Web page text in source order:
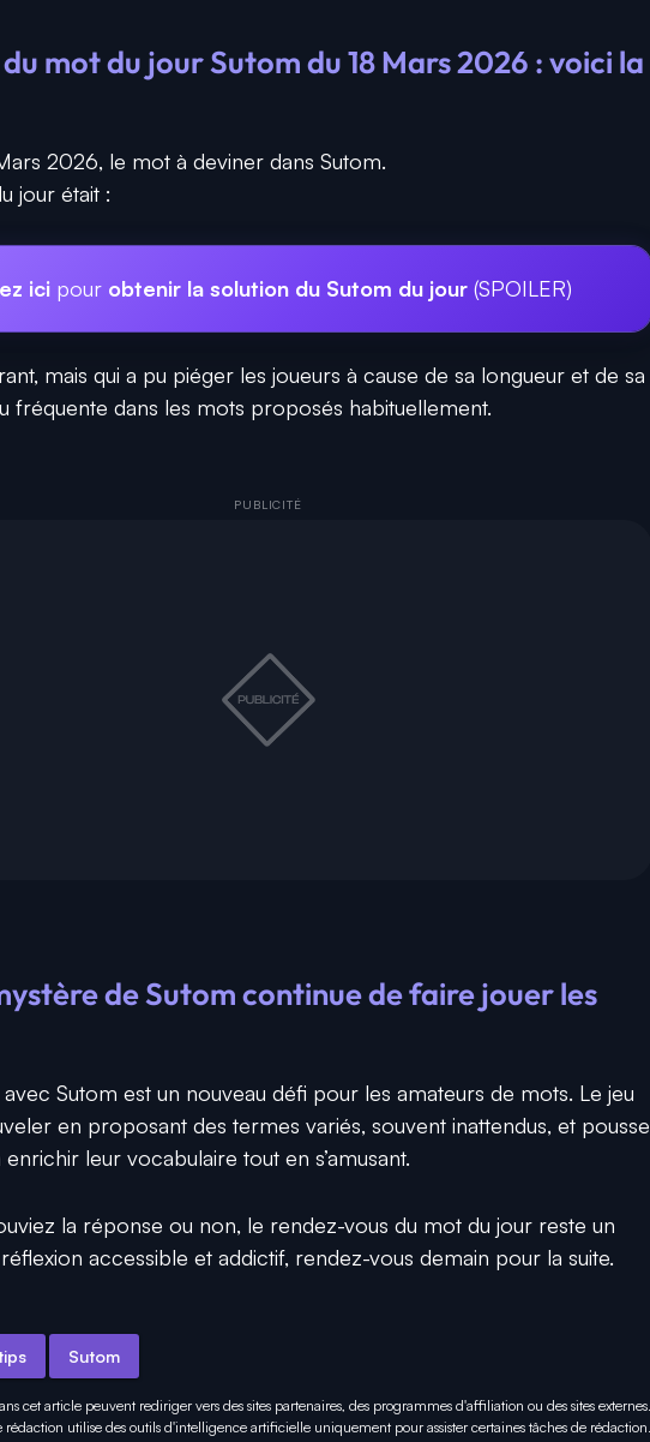
mot du jour Sutom du 18 Mars 2026 : voici la
2026, le mot à deviner dans Sutom.
jour était :
ici pour obtenir la solution du Sutom du jour (SPOILER)
mais qui a pu piéger les joueurs à cause de sa longueur et de sa
fréquente dans les mots proposés habituellement.
de Sutom continue de faire jouer les
Sutom est un nouveau défi pour les amateurs de mots. Le jeu
en proposant des termes variés, souvent inattendus, et pousse
enrichir leur vocabulaire tout en s’amusant.
la réponse ou non, le rendez-vous du mot du jour reste un
accessible et addictif, rendez-vous demain pour la suite.
Sutom
cet article peuvent rediriger vers des sites partenaires, des programmes d'affiliation ou des sites externes.
rédaction utilise des outils d'intelligence artificielle uniquement pourassister certaines tâches de rédaction.